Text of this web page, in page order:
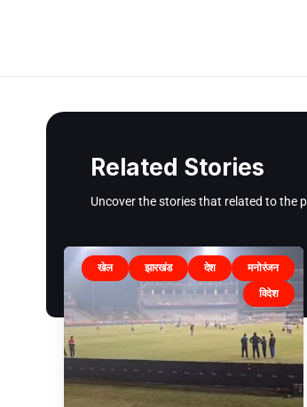
Related Stories
Uncover the stories that related to the
खेल झारखंड देश
मनोरंजन
विदेश